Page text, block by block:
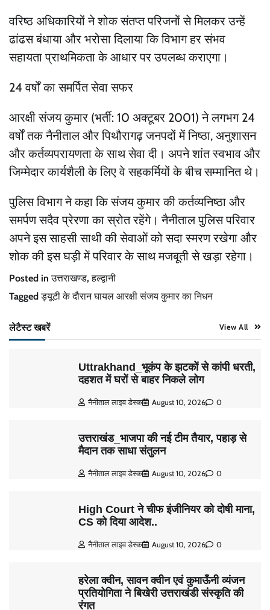
वरिष्ठ अधिकारियों ने शोक संतप्त परिजनों से मिलकर उन्हें
ढांढस बंधाया और भरोसा दिलाया कि विभाग हर संभव
सहायता प्राथमिकता के आधार पर उपलब्ध कराएगा।
24 वर्षों का समर्पित सेवा सफर
आरक्षी संजय कुमार (भर्ती: 10 अक्टूबर 2001) ने लगभग 24
वर्षों तक नैनीताल और पिथौरागढ़ जनपदों में निष्ठा, अनुशासन
और कर्तव्यपरायणता के साथ सेवा दी। अपने शांत स्वभाव और
जिम्मेदार कार्यशैली के लिए वे सहकर्मियों के बीच सम्मानित थे।
पुलिस विभाग ने कहा कि संजय कुमार की कर्तव्यनिष्ठा और
समर्पण सदैव प्रेरणा का स्रोत रहेंगे। नैनीताल पुलिस परिवार
अपने इस साहसी साथी की सेवाओं को सदा स्मरण रखेगा और
शोक की इस घड़ी में परिवार के साथ मजबूती से खड़ा रहेगा।
Posted inउत्तराखण्ड,हल्द्वानी
Taggedड्यूटी के दौरान घायल आरक्षी संजय कुमार का निधन
लेटैस्ट खबरें View All
Uttrakhand_भूकंप के झटकों से कांपी धरती,
दहशत में घरों से बाहर निकले लोग
नैनीताल लाइव डेस्क August 10, 2026 0
उत्तराखंड_भाजपा की नई टीम तैयार, पहाड़ से
मैदान तक साधा संतुलन
नैनीताल लाइव डेस्क August 10, 2026 0
High Court ने चीफ इंजीनियर को दोषी माना,
CS को दिया आदेश..
नैनीताल लाइव डेस्क August 10, 2026 0
हरेला क्वीन, सावन क्वीन एवं कुमाऊँनी व्यंजन
प्रतियोगिता ने बिखेरी उत्तराखंडी संस्कृति की
रंगत